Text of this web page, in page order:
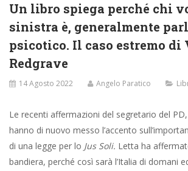
Un libro spiega perché chi
sinistra è, generalmente
psicotico. Il caso estremo di
Redgrave
14 Agosto 2022 Angelo Paratico
Le recenti affermazioni del segretario del
hanno di nuovo messo l’accento
di una legge per lo Jus Soli. Letta ha
bandiera, perché così sarà l’Italia di domani